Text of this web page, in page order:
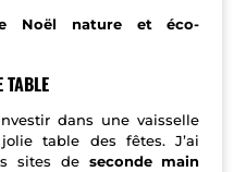
Noël nature et éco-
TABLE
dans une vaisselle
table des fêtes. J’ai
sites de seconde main